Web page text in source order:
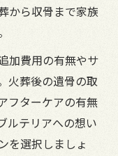
から収骨まで家族
加費用の有無やサ
火葬後の遺骨の取
フターケアの有無
ルテリアへの想い
を選択しましょ